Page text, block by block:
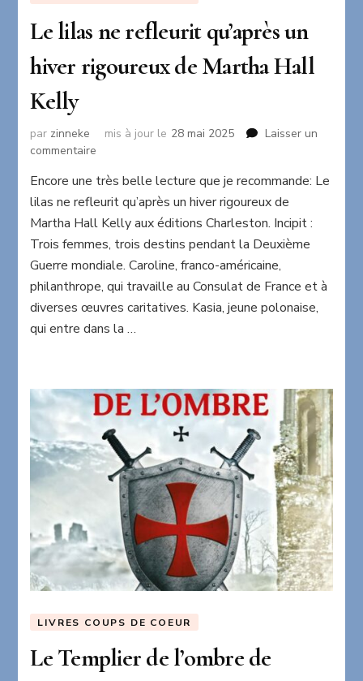
Le lilas ne refleurit qu’après un
hiver rigoureux de Martha Hall
Kelly
par zinneke mis à jour le 28 mai 2025
Laisser un
commentaire
lilas
ne
refleurit
qu’après
un
hiver
rigoureux
de
Martha
Hall
Encore une très belle lecture que je recommande: Le
lilas ne refleurit qu’après un hiver rigoureux de
Martha Hall Kelly aux éditions Charleston. Incipit :
Trois femmes, trois destins pendant la Deuxième
Guerre mondiale. Caroline, franco-américaine,
philanthrope, qui travaille au Consulat de France et à
diverses œuvres caritatives. Kasia, jeune polonaise,
qui entre dans la …
LIVRES COUPS DE COEUR
Le Templier de l’ombre de